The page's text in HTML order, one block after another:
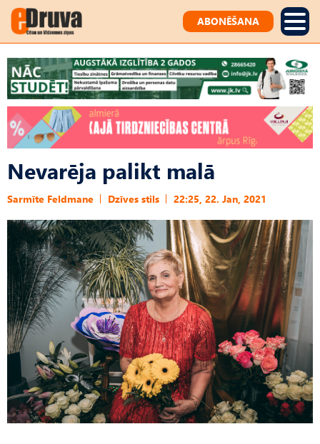
ABONĒŠANA
Nevarēja palikt malā
Sarmīte Feldmane Dzīves stils 22:25, 22. Jan, 2021